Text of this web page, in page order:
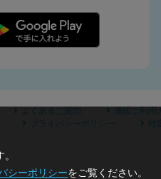
よくあるご質問 通販ご利用
プライバシーポリシー
シーポリシーをご覧ください。